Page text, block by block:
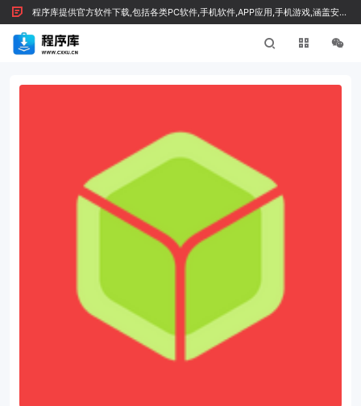
程序库提供官方软件下载,包括各类PC软件,手机软件,APP应用,手机游戏,涵盖安全
绿色软件及技术文章，按 Ctrl+D 收藏我们